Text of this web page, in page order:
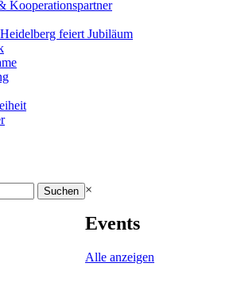
Kooperationspartner
feiert Jubiläum
×
Events
Alle anzeigen